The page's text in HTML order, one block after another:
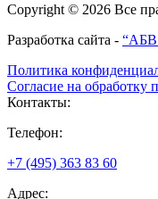
Copyright © 2026 Все
Разработка сайта - “АБВ
Политика
Согласие на обработку
Контакты:
Телефон:
+7 (495) 363 83 60
Адрес: